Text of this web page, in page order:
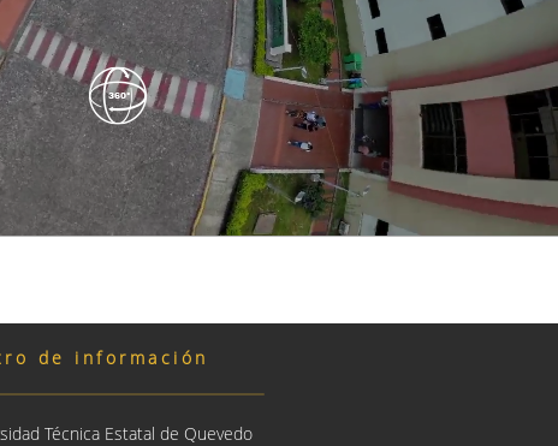
de información
Técnica Estatal de Quevedo